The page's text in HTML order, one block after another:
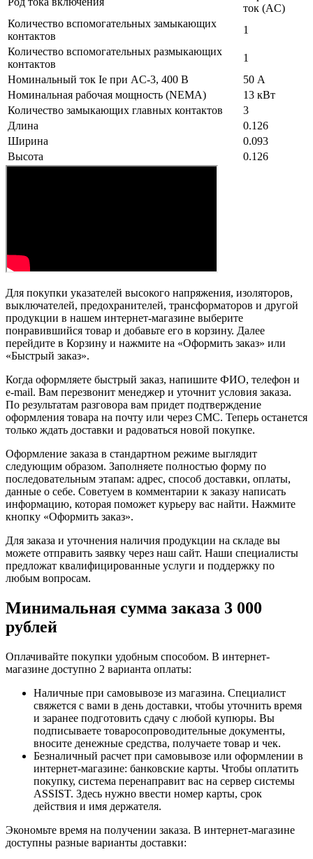
ток (AC)
Количество вспомогательных замыкающих
контактов
1
Количество вспомогательных размыкающих
контактов
1
Номинальный ток Ie при AC-3, 400 В
50 А
Номинальная рабочая мощность (NEMA)
13 кВт
Количество замыкающих главных контактов
3
Длина
0.126
Ширина
0.093
Высота
0.126
Для покупки указателей высокого напряжения, изоляторов,
выключателей, предохранителей, трансформаторов и другой
продукции в нашем интернет-магазине выберите
понравившийся товар и добавьте его в корзину. Далее
перейдите в Корзину и нажмите на «Оформить заказ» или
«Быстрый заказ».
Когда оформляете быстрый заказ, напишите ФИО, телефон и
e-mail. Вам перезвонит менеджер и уточнит условия заказа.
По результатам разговора вам придет подтверждение
оформления товара на почту или через СМС. Теперь останется
только ждать доставки и радоваться новой покупке.
Оформление заказа в стандартном режиме выглядит
следующим образом. Заполняете полностью форму по
последовательным этапам: адрес, способ доставки, оплаты,
данные о себе. Советуем в комментарии к заказу написать
информацию, которая поможет курьеру вас найти. Нажмите
кнопку «Оформить заказ».
Для заказа и уточнения наличия продукции на складе вы
можете отправить заявку через наш сайт. Наши специалисты
предложат квалифицированные услуги и поддержку по
любым вопросам.
Минимальная сумма заказа 3 000
рублей
Оплачивайте покупки удобным способом. В интернет-
магазине доступно 2 варианта оплаты:
Наличные при самовывозе из магазина. Специалист
свяжется с вами в день доставки, чтобы уточнить время
и заранее подготовить сдачу с любой купюры. Вы
подписываете товаросопроводительные документы,
вносите денежные средства, получаете товар и чек.
Безналичный расчет при самовывозе или оформлении в
интернет-магазине: банковские карты. Чтобы оплатить
покупку, система перенаправит вас на сервер системы
ASSIST. Здесь нужно ввести номер карты, срок
действия и имя держателя.
Экономьте время на получении заказа. В интернет-магазине
доступны разные варианты доставки: